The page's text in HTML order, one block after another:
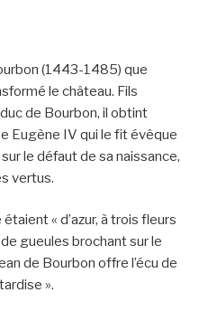
(1443-1485) que
le château. Fils
de Bourbon, il obtint
Eugène IV qui le fit évêque
le défaut de sa naissance,
vertus.
« d’azur, à trois fleurs
de gueules brochant sur le
de Bourbon offre l’écu de
».